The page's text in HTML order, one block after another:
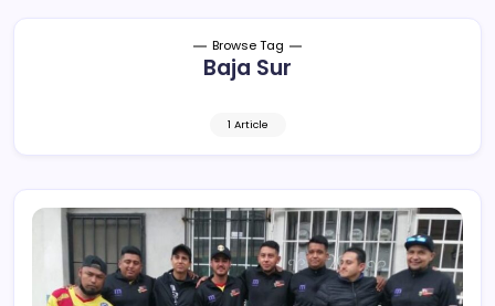
Browse Tag
Baja Sur
1 Article